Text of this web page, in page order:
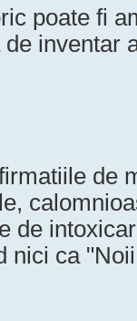
poate fi
inventar
de
de
nici ca